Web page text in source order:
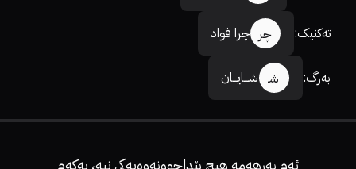
تەکنیک: چر چرا فواد
بەرگ: شـ شـــایـــان
ئەم بەرهەمە هیچ پێداچوونەوەیەکی نیە، یەکەم